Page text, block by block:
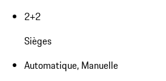
2+2
Sièges
Automatique, Manuelle